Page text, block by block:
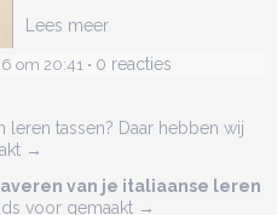
Lees meer
om 20:41 • 0 reacties
tassen? Daar hebben wij
→
van je italiaanse leren
voor gemaakt →